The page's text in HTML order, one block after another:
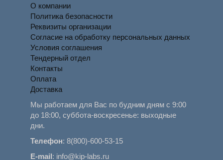
О компании
Политика безопасности
Реквизиты организации
Согласие на обработку персональных данных
Условия соглашения
Тендерный отдел
Контакты
Оплата
Доставка
Мы работаем для Вас по будним дням с 9:00
до 18:00, суббота-воскресенье: выходные
дни.
Телефон:8(800)-600-53-15
E-mail: info@kip-labs.ru